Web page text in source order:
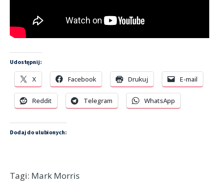
Udostępnij:
X Facebook Drukuj E-mail
Reddit Telegram WhatsApp
Dodaj do ulubionych:
Tagi: Mark Morris